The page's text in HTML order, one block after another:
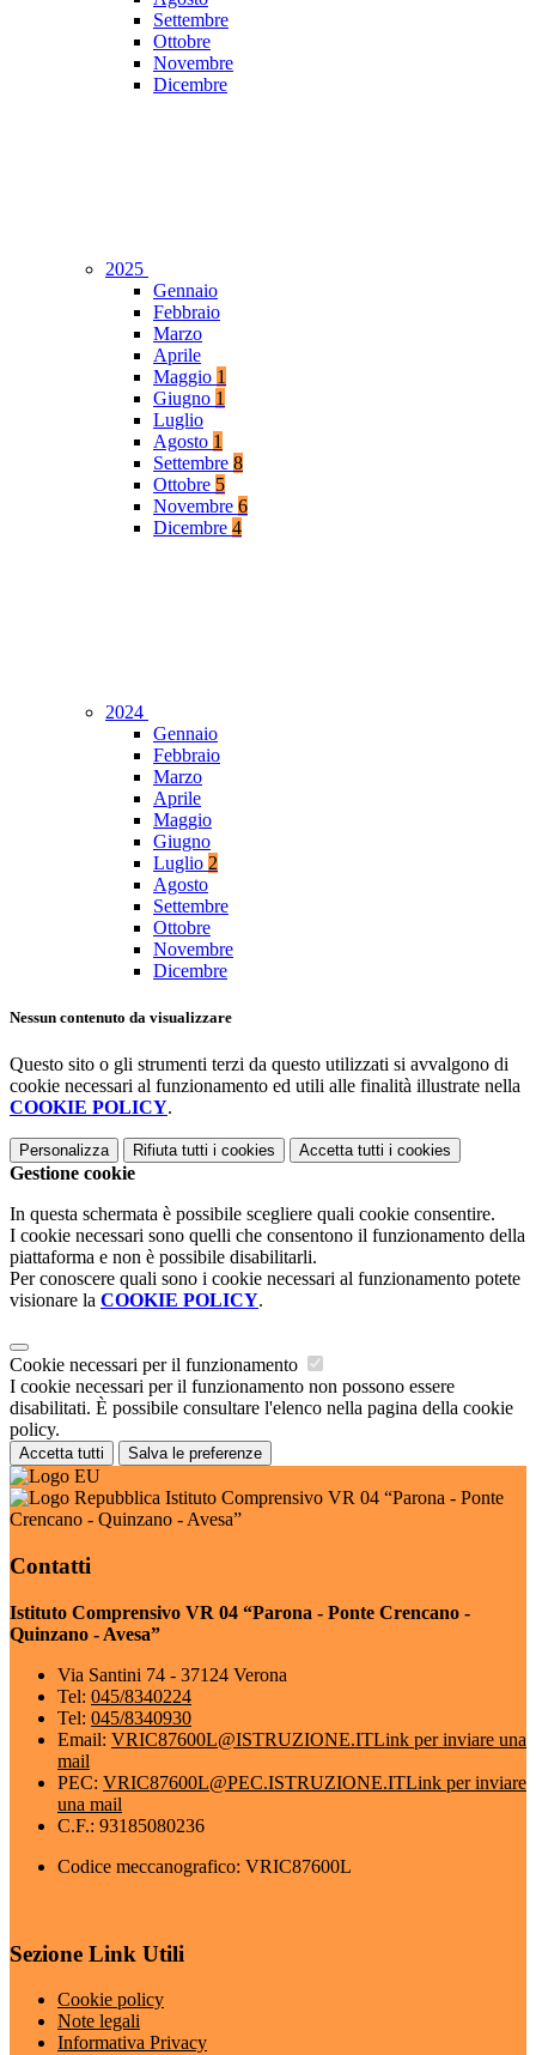
Settembre
Ottobre
Novembre
Dicembre
2025
Gennaio
Febbraio
Marzo
Aprile
Maggio 1
Giugno 1
Luglio
Agosto 1
Settembre 8
Ottobre 5
Novembre 6
Dicembre 4
2024
Gennaio
Febbraio
Marzo
Aprile
Maggio
Giugno
Luglio 2
Agosto
Settembre
Ottobre
Novembre
Dicembre
Nessun contenuto da visualizzare
Questo sito o gli strumenti terzi da questo utilizzati si avvalgono di
cookie necessari al funzionamento ed utili alle finalità illustrate nella
COOKIE POLICY.
Personalizza Rifiuta tutti i cookies Accetta tutti i cookies
Gestione cookie
In questa schermata è possibile scegliere quali cookie consentire.
I cookie necessari sono quelli che consentono il funzionamento della
piattaforma e non è possibile disabilitarli.
Per conoscere quali sono i cookie necessari al funzionamento potete
visionare la COOKIE POLICY.
Cookie necessari per il funzionamento
I cookie necessari per il funzionamento non possono essere
disabilitati. È possibile consultare l'elenco nella pagina della cookie
policy.
Accetta tutti Salva le preferenze
Istituto Comprensivo VR 04 “Parona - Ponte
Crencano - Quinzano - Avesa”
Contatti
Istituto Comprensivo VR 04 “Parona - Ponte Crencano -
Quinzano - Avesa”
Via Santini 74 - 37124 Verona
Tel: 045/8340224
Tel: 045/8340930
Email: VRIC87600L@ISTRUZIONE.ITLink per inviare una
mail
PEC: VRIC87600L@PEC.ISTRUZIONE.ITLink per inviare
una mail
C.F.: 93185080236
Codice meccanografico: VRIC87600L
Sezione Link Utili
Cookie policy
Note legali
Informativa Privacy